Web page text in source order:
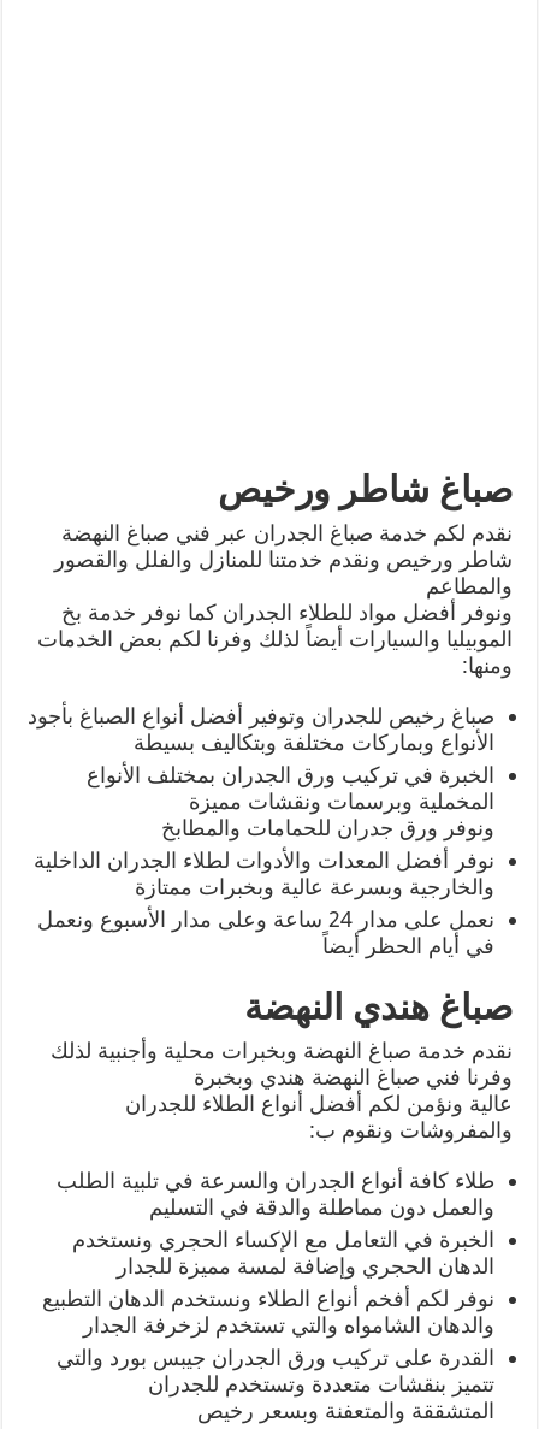
صباغ شاطر ورخيص
نقدم لكم خدمة صباغ الجدران عبر فني صباغ النهضة
شاطر ورخيص ونقدم خدمتنا للمنازل والفلل والقصور
والمطاعم
ونوفر أفضل مواد للطلاء الجدران كما نوفر خدمة بخ
الموبيليا والسيارات أيضاً لذلك وفرنا لكم بعض الخدمات
ومنها:
صباغ رخيص للجدران وتوفير أفضل أنواع الصباغ بأجود
الأنواع وبماركات مختلفة وبتكاليف بسيطة
الخبرة في تركيب ورق الجدران بمختلف الأنواع
المخملية وبرسمات ونقشات مميزة
ونوفر ورق جدران للحمامات والمطابخ
نوفر أفضل المعدات والأدوات لطلاء الجدران الداخلية
والخارجية وبسرعة عالية وبخبرات ممتازة
نعمل على مدار 24 ساعة وعلى مدار الأسبوع ونعمل
في أيام الحظر أيضاً
صباغ هندي النهضة
نقدم خدمة صباغ النهضة وبخبرات محلية وأجنبية لذلك
وفرنا فني صباغ النهضة هندي وبخبرة
عالية ونؤمن لكم أفضل أنواع الطلاء للجدران
والمفروشات ونقوم ب:
طلاء كافة أنواع الجدران والسرعة في تلبية الطلب
والعمل دون مماطلة والدقة في التسليم
الخبرة في التعامل مع الإكساء الحجري ونستخدم
الدهان الحجري وإضافة لمسة مميزة للجدار
نوفر لكم أفخم أنواع الطلاء ونستخدم الدهان التطبيع
والدهان الشامواه والتي تستخدم لزخرفة الجدار
القدرة على تركيب ورق الجدران جيبس بورد والتي
تتميز بنقشات متعددة وتستخدم للجدران
المتشققة والمتعفنة وبسعر رخيص